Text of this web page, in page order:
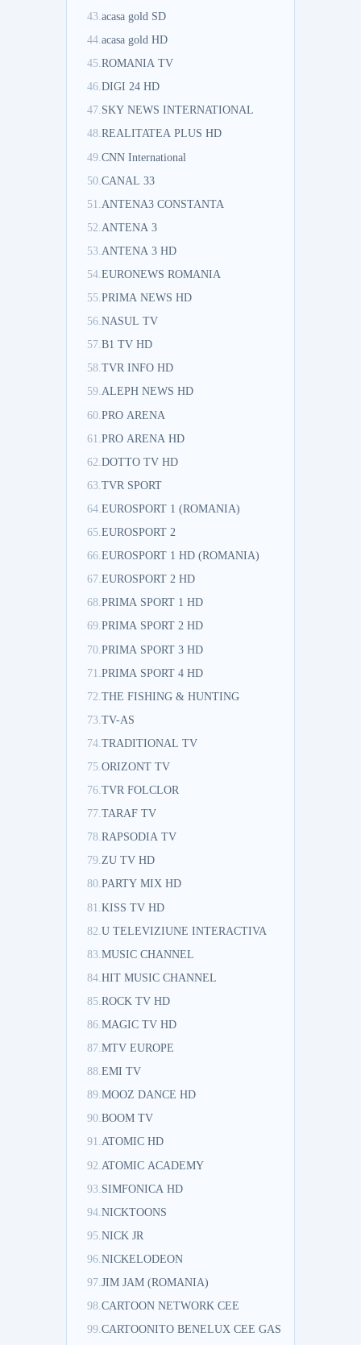
43.acasa gold SD
44.acasa gold HD
45.ROMANIA TV
46.DIGI 24 HD
47.SKY NEWS INTERNATIONAL
48.REALITATEA PLUS HD
49.CNN International
50.CANAL 33
51. ANTENA3 CONSTANTA
52. ANTENA 3
53. ANTENA 3 HD
54.EURONEWS ROMANIA
55.PRIMA NEWS HD
56.NASUL TV
57.B1 TV HD
58.TVR INFO HD
59.ALEPH NEWS HD
60.PRO ARENA
61.PRO ARENA HD
62.DOTTO TV HD
63.TVR SPORT
64.EUROSPORT 1 (ROMANIA)
65.EUROSPORT 2
66.EUROSPORT 1 HD (ROMANIA)
67.EUROSPORT 2 HD
68.PRIMA SPORT 1 HD
69.PRIMA SPORT 2 HD
70.PRIMA SPORT 3 HD
71.PRIMA SPORT 4 HD
72.THE FISHING & HUNTING
73.TV-AS
74.TRADITIONAL TV
75.ORIZONT TV
76.TVR FOLCLOR
77.TARAF TV
78.RAPSODIA TV
79.ZU TV HD
80.PARTY MIX HD
81.KISS TV HD
82.U TELEVIZIUNE INTERACTIVA
83.MUSIC CHANNEL
84.HIT MUSIC CHANNEL
85.ROCK TV HD
86.MAGIC TV HD
87.MTV EUROPE
88.EMI TV
89.MOOZ DANCE HD
90.BOOM TV
91.ATOMIC HD
92. ATOMIC ACADEMY
93. SIMFONICA HD
94.NICKTOONS
95.NICK JR
96.NICKELODEON
97.JIM JAM (ROMANIA)
98.CARTOON NETWORK CEE
99.CARTOONITO BENELUX CEE GAS